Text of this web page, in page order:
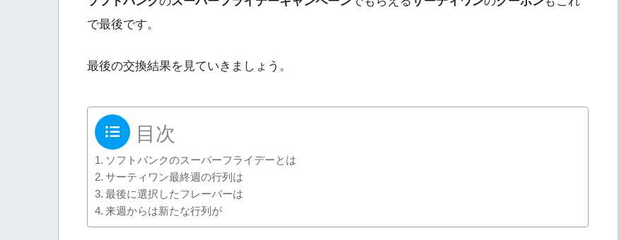
で最後です。
最後の交換結果を見ていきましょう。
目次
ソフトバンクのスーパーフライデーとは
サーティワン最終週の行列は
最後に選択したフレーバーは
来週からは新たな行列が